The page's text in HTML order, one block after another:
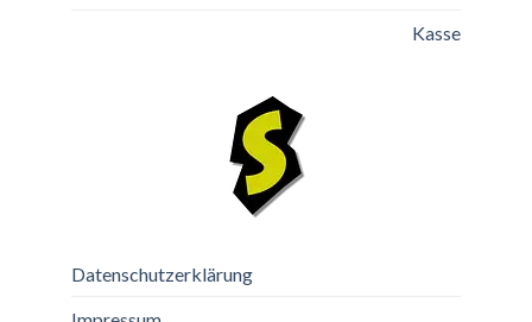
Kasse
Datenschutzerklärung